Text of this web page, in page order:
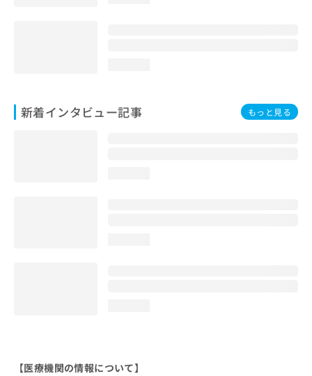
新着インタビュー記事 もっと見る
【医療機関の情報について】